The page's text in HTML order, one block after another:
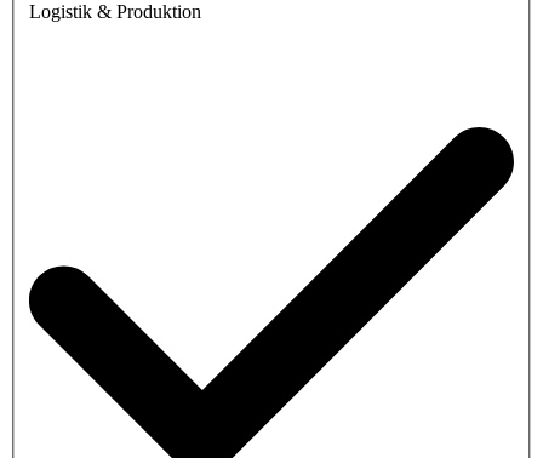
Logistik & Produktion